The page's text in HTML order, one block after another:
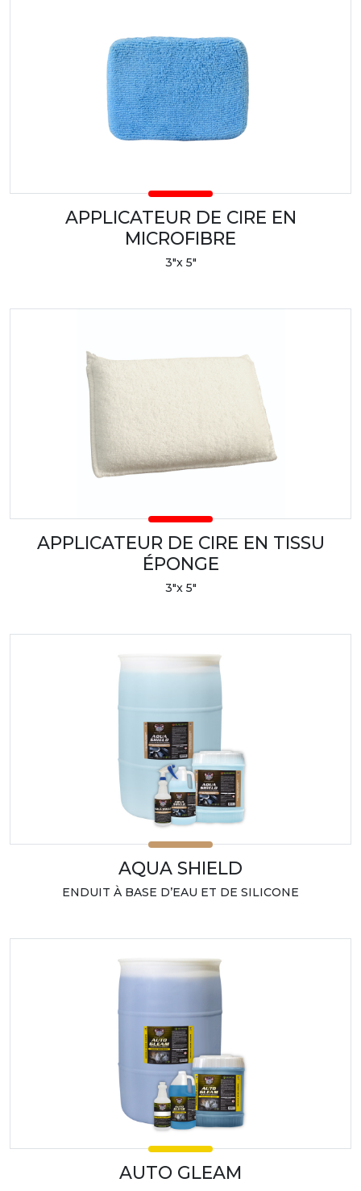
APPLICATEUR DE CIRE EN
MICROFIBRE
3"x 5"
APPLICATEUR DE CIRE EN TISSU
ÉPONGE
3"x 5"
AQUA SHIELD
ENDUIT À BASE D’EAU ET DE SILICONE
AUTO GLEAM